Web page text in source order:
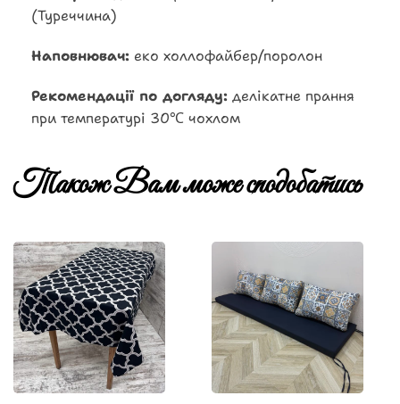
(Туреччина)
Наповнювач: еко холлофайбер/поролон
Рекомендації по догляду: делікатне прання
при температурі 30℃ чохлом
Також Вам може сподобатись